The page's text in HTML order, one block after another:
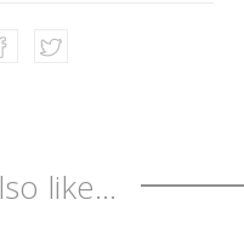
like...